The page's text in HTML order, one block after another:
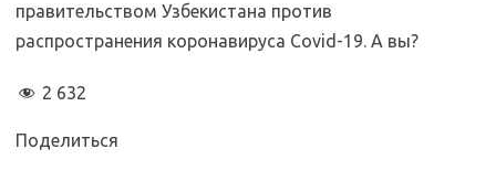
правительством Узбекистана против
распространения коронавируса Covid-19. А вы?
2 632
Поделиться